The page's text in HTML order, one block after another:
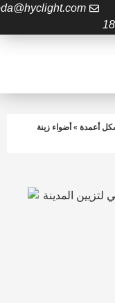
gaoda@hyclight.com
»أضواء زينة